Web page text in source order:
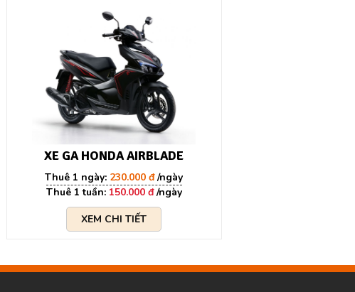
XE GA HONDA AIRBLADE
230.000 đ
150.000 đ
XEM CHI TIẾT